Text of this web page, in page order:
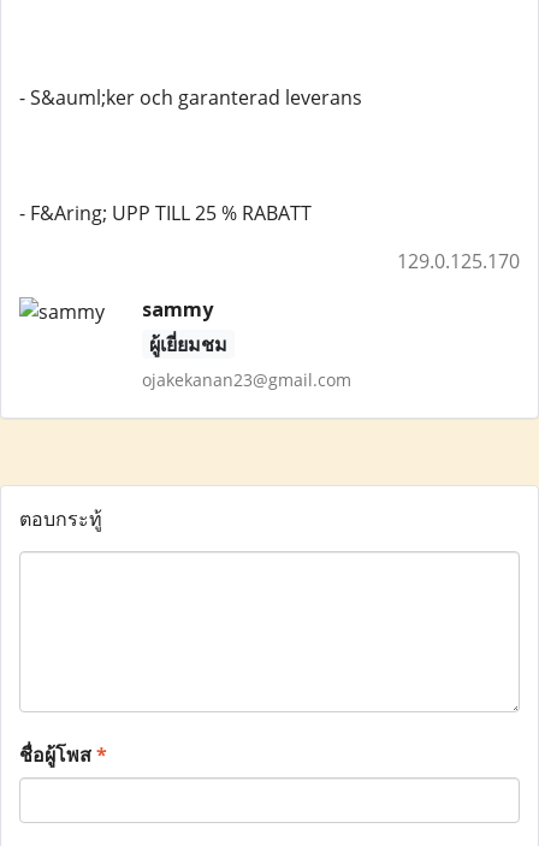
- S&auml;ker och garanterad leverans
- F&Aring; UPP TILL 25 % RABATT
129.0.125.170
sammy
ผู้เยี่ยมชม
ojakekanan23@gmail.com
ตอบกระทู้
ชื่อผู้โพส*